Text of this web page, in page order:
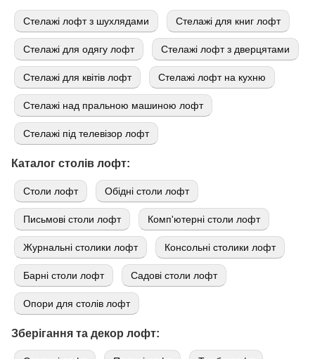
Стелажі лофт з шухлядами Стелажі для книг лофт
Стелажі для одягу лофт Стелажі лофт з дверцятами
Стелажі для квітів лофт Стелажі лофт на кухню
Стелажі над пральною машиною лофт
Стелажі під телевізор лофт
Каталог столів лофт:
Cтоли лофт Обідні столи лофт
Письмові столи лофт Комп'ютерні столи лофт
Журнальні столики лофт Консольні столики лофт
Барні столи лофт Садові столи лофт
Опори для столів лофт
Зберігання та декор лофт: